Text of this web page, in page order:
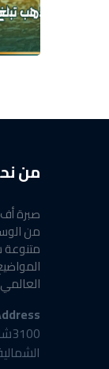
من
صبرة
من
متنوعة
العالمي